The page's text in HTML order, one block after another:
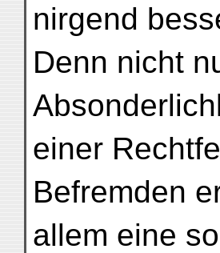
nirgend
Denn nicht
einer
Befremden
allem eine